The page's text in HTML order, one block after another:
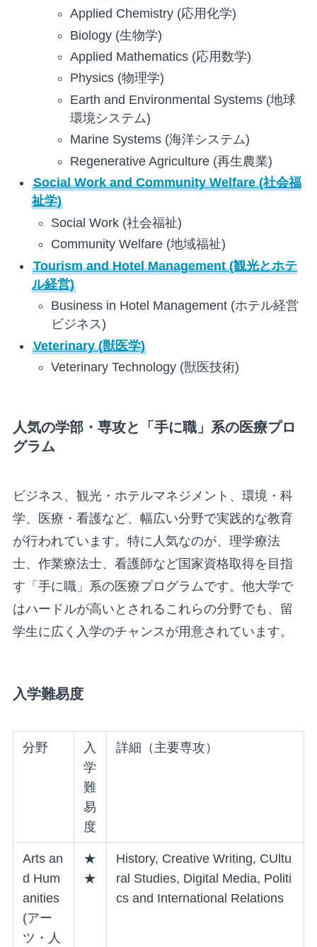
Applied Chemistry (応用化学)
Biology (生物学)
Applied Mathematics (応用数学)
Physics (物理学)
Earth and Environmental Systems (地球
環境システム)
Marine Systems (海洋システム)
Regenerative Agriculture (再生農業)
Social Work and Community Welfare (社会福
祉学)
Social Work (社会福祉)
Community Welfare (地域福祉)
Tourism and Hotel Management (観光とホテ
ル経営)
Business in Hotel Management (ホテル経営
ビジネス)
Veterinary (獣医学)
Veterinary Technology (獣医技術)
人気の学部・専攻と「手に職」系の医療プロ
グラム
ビジネス、観光・ホテルマネジメント、環境・科
学、医療・看護など、幅広い分野で実践的な教育
が行われています。特に人気なのが、理学療法
士、作業療法士、看護師など国家資格取得を目指
す「手に職」系の医療プログラムです。他大学で
はハードルが高いとされるこれらの分野でも、留
学生に広く入学のチャンスが用意されています。
入学難易度
分野
入
学
難
易
度
詳細（主要専攻）
Arts an
d Hum
anities
(アー
ツ・人
★
★
History, Creative Writing, CUltu
ral Studies, Digital Media, Politi
cs and International Relations